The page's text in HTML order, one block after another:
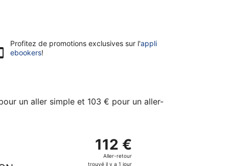
Profitez de promotions exclusives sur l'appli
ebookers!
un aller simple et 103 € pour un aller-
112 €
Aller-
retour,
112 €
Aller-retour
trouvé il y a 1 jour